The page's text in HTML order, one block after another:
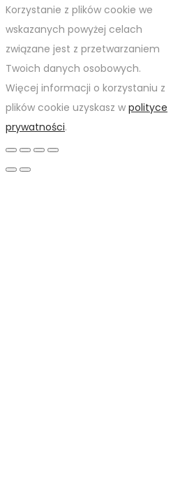
Korzystanie z plików cookie we
wskazanych powyżej celach
związane jest z przetwarzaniem
Twoich danych osobowych.
Więcej informacji o korzystaniu z
plików cookie uzyskasz w polityce
prywatności.